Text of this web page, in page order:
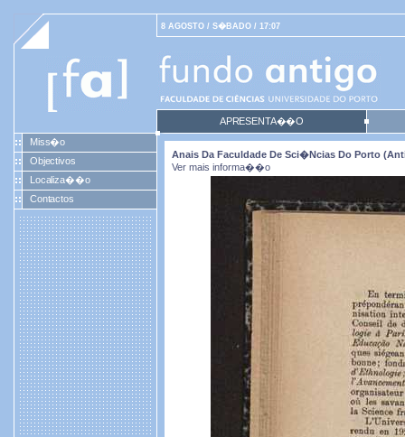
8 AGOSTO / S�BADO / 17:07
APRESENTA��O
Miss�o
Objectivos
Localiza��o
Contactos
Anais Da Faculdade De Sci�ncias Do Porto
Ver mais informa��o